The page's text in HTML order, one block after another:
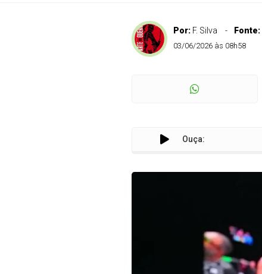
Por: F. Silva Fonte:
03/06/2026 às 08h58
Ouça: